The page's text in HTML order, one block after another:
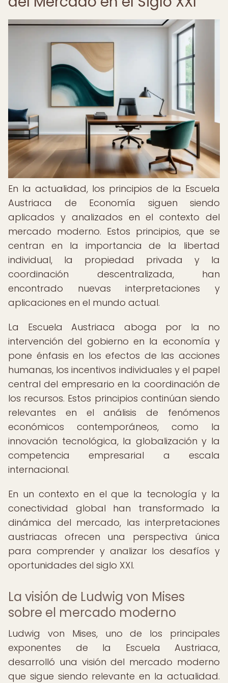
En la actualidad, los principios de la Escuela
Austriaca de Economía siguen siendo
aplicados y analizados en el contexto del
mercado moderno. Estos principios, que se
centran en la importancia de la libertad
individual, la propiedad privada y la
coordinación descentralizada, han
encontrado nuevas interpretaciones y
aplicaciones en el mundo actual.
La Escuela Austriaca aboga por la no
intervención del gobierno en la economía y
pone énfasis en los efectos de las acciones
humanas, los incentivos individuales y el papel
central del empresario en la coordinación de
los recursos. Estos principios continúan siendo
relevantes en el análisis de fenómenos
económicos contemporáneos, como la
innovación tecnológica, la globalización y la
competencia empresarial a escala
internacional.
En un contexto en el que la tecnología y la
conectividad global han transformado la
dinámica del mercado, las interpretaciones
austriacas ofrecen una perspectiva única
para comprender y analizar los desafíos y
oportunidades del siglo XXI.
La visión de Ludwig von Mises
sobre el mercado moderno
Ludwig von Mises, uno de los principales
exponentes de la Escuela Austriaca,
desarrolló una visión del mercado moderno
que sigue siendo relevante en la actualidad.